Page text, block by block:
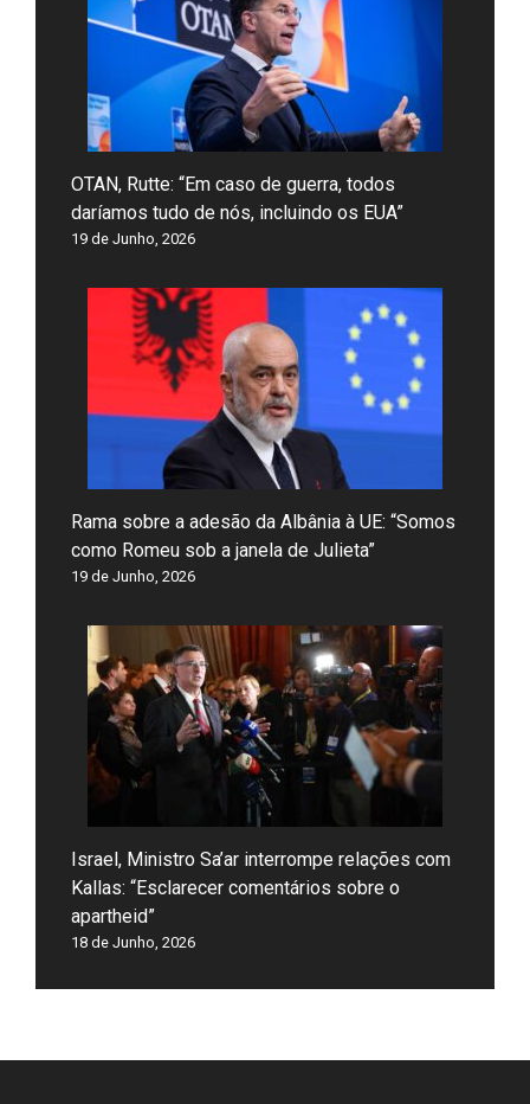
OTAN, Rutte: “Em caso de guerra, todos
daríamos tudo de nós, incluindo os EUA”
19 de Junho, 2026
Rama sobre a adesão da Albânia à UE: “Somos
como Romeu sob a janela de Julieta”
19 de Junho, 2026
Israel, Ministro Sa’ar interrompe relações com
Kallas: “Esclarecer comentários sobre o
apartheid”
18 de Junho, 2026